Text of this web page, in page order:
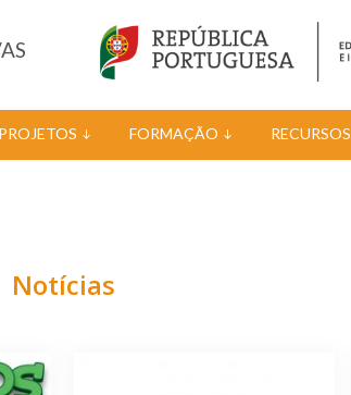
PROJETOS FORMAÇÃO RECURSOS
Notícias